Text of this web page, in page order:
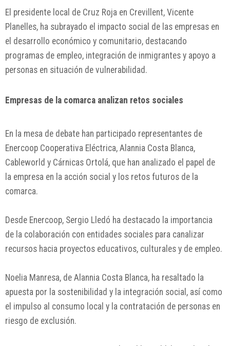
El presidente local de Cruz Roja en Crevillent, Vicente
Planelles, ha subrayado el impacto social de las empresas en
el desarrollo económico y comunitario, destacando
programas de empleo, integración de inmigrantes y apoyo a
personas en situación de vulnerabilidad.
Empresas de la comarca analizan retos sociales
En la mesa de debate han participado representantes de
Enercoop Cooperativa Eléctrica, Alannia Costa Blanca,
Cableworld y Cárnicas Ortolá, que han analizado el papel de
la empresa en la acción social y los retos futuros de la
comarca.
Desde Enercoop, Sergio Lledó ha destacado la importancia
de la colaboración con entidades sociales para canalizar
recursos hacia proyectos educativos, culturales y de empleo.
Noelia Manresa, de Alannia Costa Blanca, ha resaltado la
apuesta por la sostenibilidad y la integración social, así como
el impulso al consumo local y la contratación de personas en
riesgo de exclusión.